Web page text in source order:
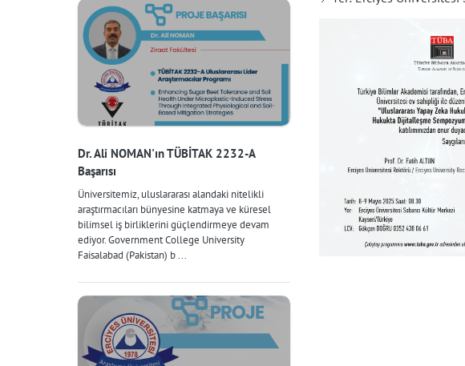
Dr. Ali NOMAN'ın TÜBİTAK 2232-A
Başarısı
Üniversitemiz, uluslararası alandaki nitelikli
araştırmacıları bünyesine katmaya ve küresel
bilimsel iş birliklerini güçlendirmeye devam
ediyor. Government College University
Faisalabad (Pakistan) b ...